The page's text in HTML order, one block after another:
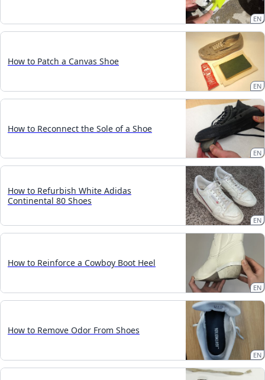
EN
How to Patch a Canvas Shoe
EN
How to Reconnect the Sole of a Shoe
EN
How to Refurbish White Adidas
Continental 80 Shoes
EN
How to Reinforce a Cowboy Boot Heel
EN
How to Remove Odor From Shoes
EN